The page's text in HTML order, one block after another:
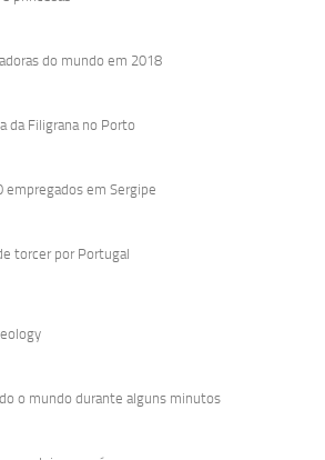
do mundo em 2018
da Filigrana no Porto
em Sergipe
torcer por Portugal
o mundo durante alguns minutos